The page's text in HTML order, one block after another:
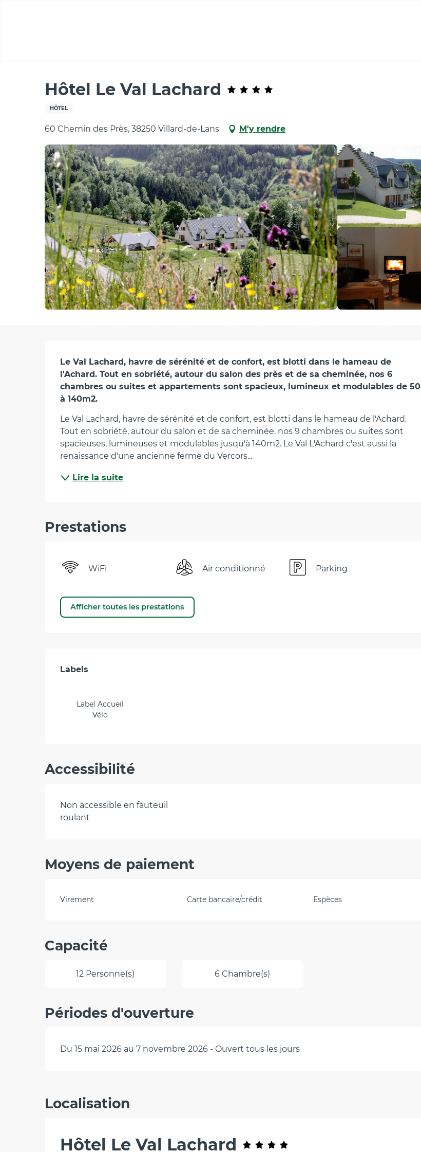
Hôtel Le Val Lachard
HÔTEL
60 Chemin des Près, 38250 Villard-de-Lans M'y rendre
Description
Le Val Lachard, havre de sérénité et de confort, est blotti dans le hameau de
l'Achard. Tout en sobriété, autour du salon des près et de sa cheminée, nos 6
chambres ou suites et appartements sont spacieux, lumineux et modulables de 50
à 140m2.
Le Val Lachard, havre de sérénité et de confort, est blotti dans le hameau de l'Achard.
Tout en sobriété, autour du salon et de sa cheminée, nos 9 chambres ou suites sont
spacieuses, lumineuses et modulables jusqu'à 140m2. Le Val L'Achard c'est aussi la
renaissance d'une ancienne ferme du Vercors...
Lire la suite
Prestations
WiFi Air conditionné Parking
Afficher toutes les prestations
Offres de prestations
Labels
Labels
Label Accueil
Vélo
Accessibilité
Non accessible en fauteuil
roulant
Moyens de paiement
Virement Carte bancaire/crédit Espèces
Capacité
12 Personne(s) 6 Chambre(s)
Périodes d'ouverture
Du 15 mai 2026 au 7 novembre 2026 - Ouvert tous les jours
Localisation
Hôtel Le Val Lachard